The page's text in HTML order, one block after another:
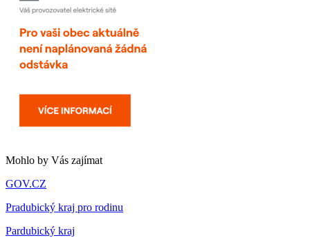
Mohlo by Vás zajímat
GOV.CZ
Pradubický kraj pro rodinu
Pardubický kraj